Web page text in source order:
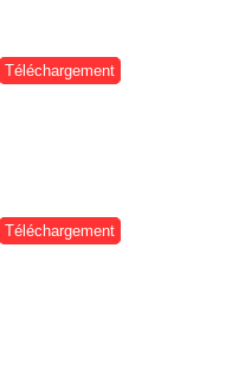
Téléchargement
Téléchargement